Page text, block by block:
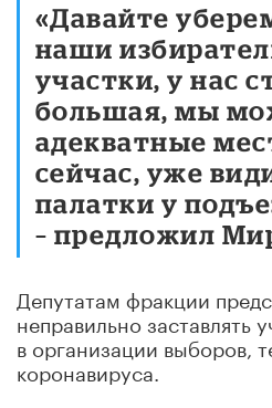
«Давайте
наши
участки, у нас
большая, мы
адекватные
сейчас, уже
палатки у
– предложил
Депутатам фракции
неправильно заставлять
в организации выборов,
коронавируса.